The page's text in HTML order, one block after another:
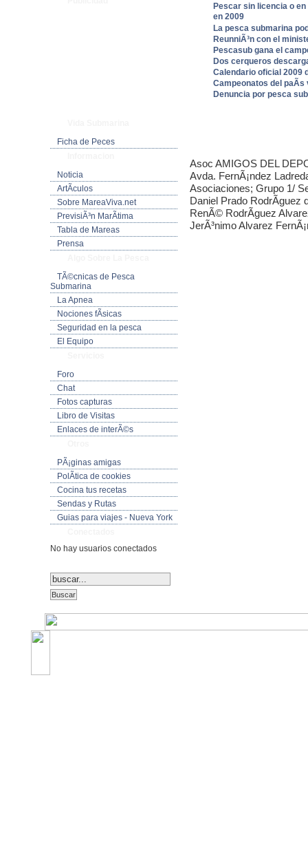
Ficha de Peces
Noticia
ArtÃ­culos
Sobre MareaViva.net
PrevisiÃ³n MarÃ­tima
Tabla de Mareas
Prensa
TÃ©cnicas de Pesca
Submarina
La Apnea
Nociones fÃ­sicas
Seguridad en la pesca
El Equipo
Foro
Chat
Fotos capturas
Libro de Visitas
Enlaces de interÃ©s
PÃ¡ginas amigas
PolÃ­tica de cookies
Cocina tus recetas
Sendas y Rutas
Guias para viajes - Nueva York
No hay usuarios conectados
Pescar sin licencia o
en 2009
La pesca submarina
ReunniÃ³n con el
Pescasub gana el
Dos cerqueros
Calendario oficial 2009
Campeonatos del paÃ­s
Denuncia por pesca
Asoc AMIGOS DEL
Avda. FernÃ¡ndez
Asociaciones; Grupo 1/
Daniel Prado RodrÃ­guez
RenÃ© RodrÃ­guez
JerÃ³nimo Alvarez